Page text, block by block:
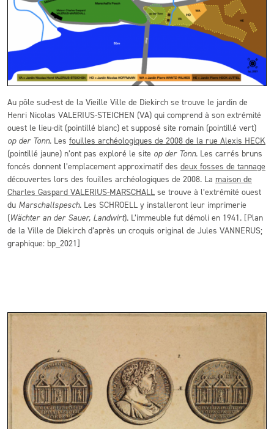
Au pôle sud-est de la Vieille Ville de Diekirch se trouve le jardin de
Henri Nicolas VALERIUS-STEICHEN (VA) qui comprend à son extrémité
ouest le lieu-dit (pointillé blanc) et supposé site romain (pointillé vert)
op der Tonn. Les fouilles archéologiques de 2008 de la rue Alexis HECK
(pointillé jaune) n’ont pas exploré le site op der Tonn. Les carrés bruns
foncés donnent l’emplacement approximatif des deux fosses de tannage
découvertes lors des fouilles archéologiques de 2008. La maison de
Charles Gaspard VALERIUS-MARSCHALL se trouve à l’extrémité ouest
du Marschallspesch. Les SCHROELL y installeront leur imprimerie
(Wächter an der Sauer, Landwirt). L’immeuble fut démoli en 1941. [Plan
de la Ville de Diekirch d’après un croquis original de Jules VANNERUS;
graphique: bp_2021]